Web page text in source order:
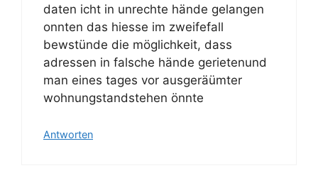
daten icht in unrechte hände gelangen
onnten das hiesse im zweifefall
bewstünde die möglichkeit, dass
adressen in falsche hände gerietenund
man eines tages vor ausgeräümter
wohnungstandstehen önnte
Antworten